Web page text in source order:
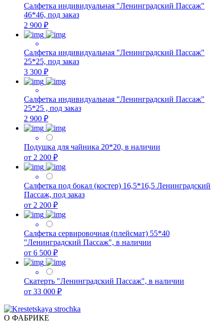
Салфетка индивидуальная "Ленинградский Пассаж"
46*46, под заказ
2 900 ₽
Салфетка индивидуальная "Ленинградский Пассаж"
25*25, под заказ
3 300 ₽
Салфетка индивидуальная "Ленинградский Пассаж"
25*25 , под заказ
2 900 ₽
Подушка для чайника 20*20, в наличии
от 2 200 ₽
Салфетка под бокал (костер) 16,5*16,5 Ленинградский
Пассаж, под заказ
от 2 200 ₽
Салфетка сервировочная (плейсмат) 55*40
"Ленинградский Пассаж", в наличии
от 6 500 ₽
Скатерть "Ленинградский Пассаж", в наличии
от 33 000 ₽
О ФАБРИКЕ